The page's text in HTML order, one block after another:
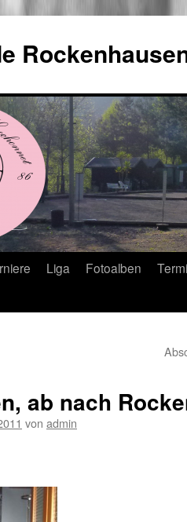
Liga Fotoalben
ab nach
von admin